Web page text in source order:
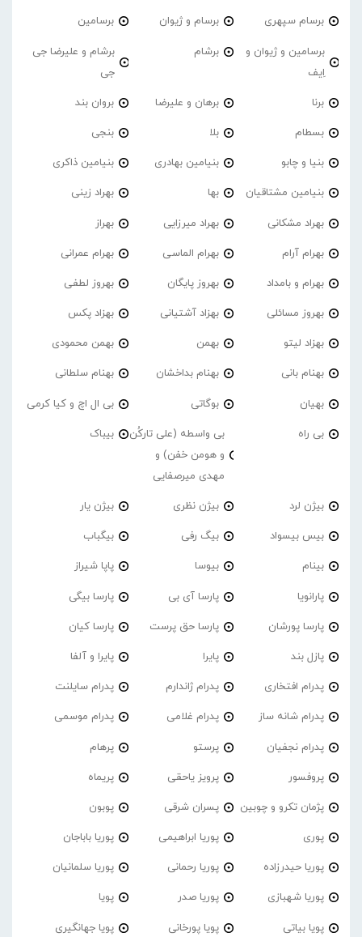
برسام سپهری برسام و ژیوان برسامین
برسامین و ژیوان و
اِیف
برشام
برشام و علیرضا جی
جی
برنا برهان و علیرضا بروان بند
بسطام بلا بنجی
بنیا و چابو بنیامین بهادری بنیامین ذاکری
بنیامین مشتاقیان بها بهراد زینی
بهراد مشکانی بهراد میرزایی بهراز
بهرام آرام بهرام الماسی بهرام عمرانی
بهرام و بامداد بهروز پایگان بهروز لطفی
بهروز مسائلی بهزاد آشتیانی بهزاد پکس
بهزاد لیتو بهمن بهمن محمودی
بهنام بانی بهنام بداخشان بهنام سلطانی
بهیان بوگاتی بی ال اچ و کیا کرمی
بی راه
بی واسطه (علی تارکُن
و هومن خفن) و
مهدی میرصفایی
بیباک
بیژن لرد بیژن نظری بیژن یار
بیس بیسواد بیگ رفی بیگباب
بینام بیوسا پاپا شیراز
پارانویا پارسا آی بی پارسا بیگی
پارسا پورشان پارسا حق پرست پارسا کیان
پازل بند پایرا پایرا و آلفا
پدرام افتخاری پدرام ژاندارم پدرام‌ سایلنت
پدرام شانه ساز پدرام غلامی پدرام موسمی
پدرام نجفیان پرستو پرهام
پروفسور پرویز یاحقی پریماه
پژمان تکرو و چوبین پسران شرقی پوبون
پوری پوریا ابراهیمی پوریا باباجان
پوریا حیدرزاده پوریا رحمانی پوریا سلمانیان
پوریا شهبازی پوریا صدر پویا
پویا بیاتی پویا پورخانی پویا جهانگیری